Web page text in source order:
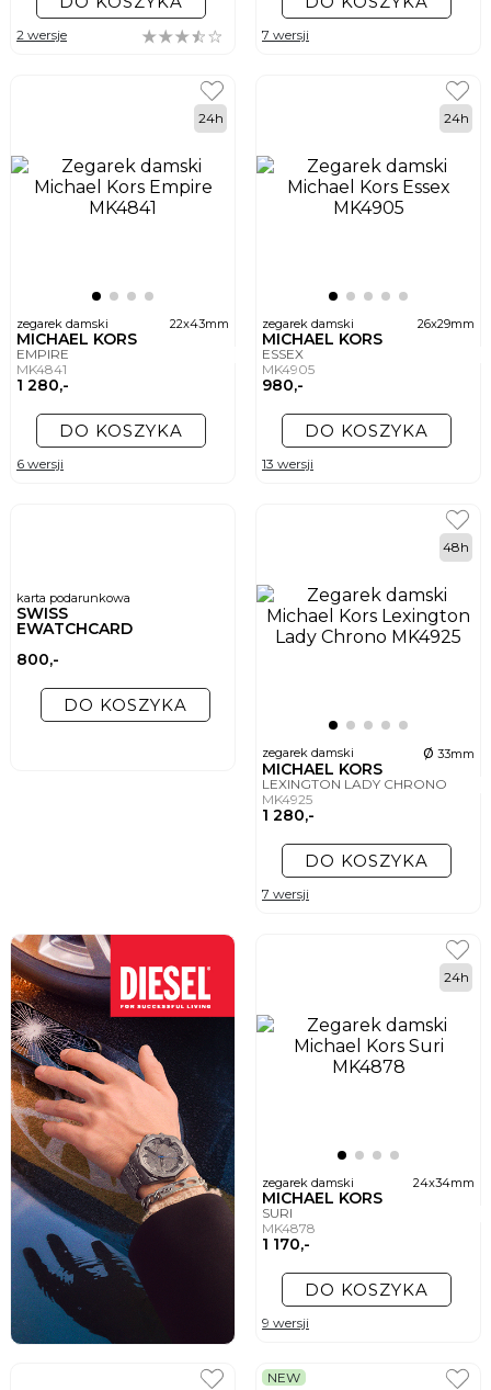
2 wersje 7 wersji
zegarek damski 22x43mm
MICHAEL KORS
EMPIRE
MK4841
1 280,-
24h
DO KOSZYKA
6 wersji
zegarek damski 26x29mm
MICHAEL KORS
ESSEX
MK4905
980,-
24h
DO KOSZYKA
13 wersji
karta podarunkowa
SWISS
EWATCHCARD
800,-
DO KOSZYKA
zegarek damski ø 33mm
MICHAEL KORS
LEXINGTON LADY CHRONO
MK4925
1 280,-
48h
DO KOSZYKA
7 wersji
zegarek damski 24x34mm
MICHAEL KORS
SURI
MK4878
1 170,-
24h
DO KOSZYKA
9 wersji
NEW